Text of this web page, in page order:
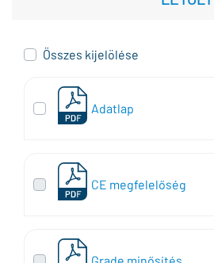
Összes kijelölése
Adatlap
CE megfelelőség
Grade minősítés